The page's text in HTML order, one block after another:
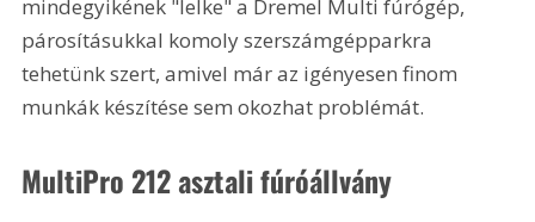
mindegyikének "lelke" a Dremel Multi fúrógép,
párosításukkal komoly szerszámgépparkra
tehetünk szert, amivel már az igényesen finom
munkák készítése sem okozhat problémát.
MultiPro 212 asztali fúróállvány